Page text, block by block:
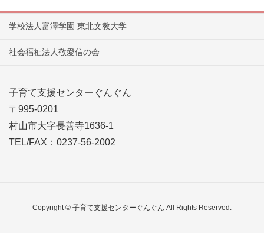
学校法人富澤学園 東北文教大学
社会福祉法人敬愛信の会
子育て支援センターぐんぐん
〒995-0201
村山市大字長善寺1636-1
TEL/FAX：0237-56-2002
Copyright © 子育て支援センターぐんぐん All Rights Reserved.